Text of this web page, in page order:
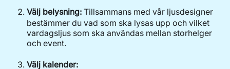
Välj belysning: Tillsammans med vår ljusdesigner
bestämmer du vad som ska lysas upp och vilket
vardagsljus som ska användas mellan storhelger
och event.
Välj kalender: